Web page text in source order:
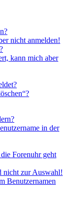
nicht anmelden!
kann mich aber
in der
Forenuhr geht
nicht zur Auswahl!
Benutzernamen